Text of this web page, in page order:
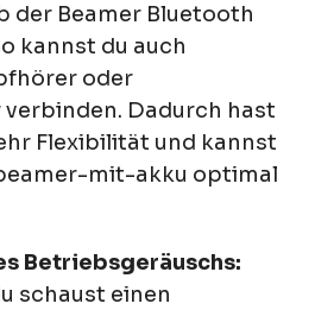
der Beamer Bluetooth
kannst du auch
oder
Dadurch hast
Flexibilität und kannst
mit-akku optimal
Betriebsgeräuschs:
schaust einen